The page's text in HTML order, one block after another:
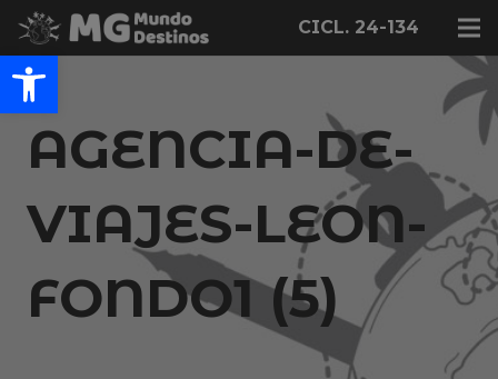
Abrir barra de herramientas
CICL. 24-134
AGENCIA-DE-
VIAJES-LEON-
FONDO1 (5)